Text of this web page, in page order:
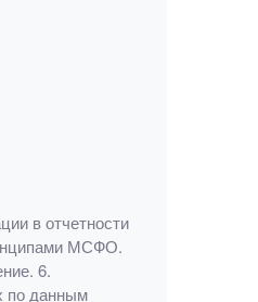
в отчетности
МСФО.
6.
по данным